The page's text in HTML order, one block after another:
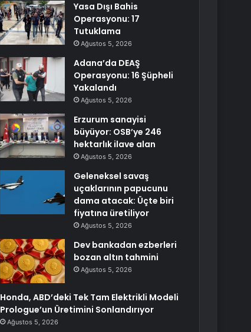
Yasa Dışı Bahis
Operasyonu: 17
Tutuklama
Ağustos 5, 2026
Adana’da DEAŞ
Operasyonu: 16 Şüpheli
Yakalandı
Ağustos 5, 2026
Erzurum sanayisi
büyüyor: OSB’ye 246
hektarlık ilave alan
Ağustos 5, 2026
Geleneksel savaş
uçaklarının papucunu
dama atacak: Üçte biri
fiyatına üretiliyor
Ağustos 5, 2026
Dev bankadan ezberleri
bozan altın tahmini
Ağustos 5, 2026
Honda, ABD’deki Tek Tam Elektrikli Modeli
Prologue’un Üretimini Sonlandırıyor
Ağustos 5, 2026